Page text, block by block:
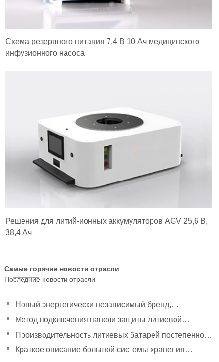
Схема резервного питания 7,4 В 10 Ач медицинского
инфузионного насоса
Решения для литий-ионных аккумуляторов AGV 25,6 В,
38,4 Ач
Самые горячие новости отрасли
Последние новости отрасли
Новый энергетически независимый бренд,
направленный на политическое руководство, чтобы
удвоить свое давление
Метод подключения панели защиты литиевой
батареи
Производительность литиевых батарей постепенно
улучшилась.
Краткое описание большой системы хранения